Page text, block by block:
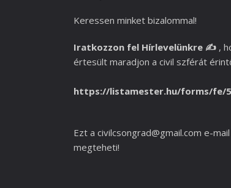
Keressen minket bizalommal!
Iratkozzon fel Hírlevelünkre ✍️ ,
értesült maradjon a civil szférát
https://listamester.hu/forms/fe/
Ezt a civilcsongrad@gmail.com e-
megteheti!